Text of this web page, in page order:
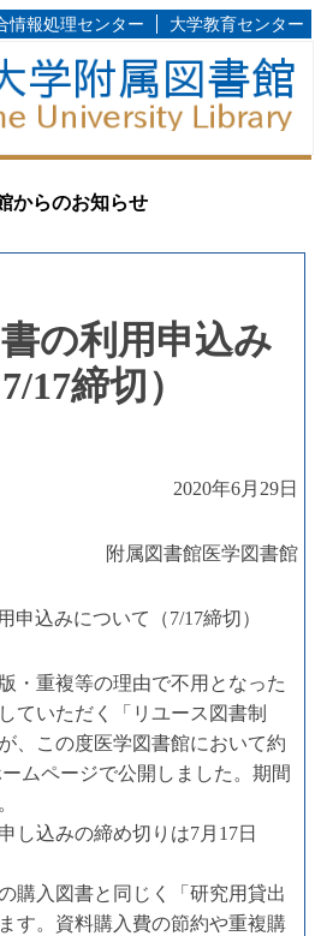
情報処理センター 大学教育センター
からのお知らせ
の利用申込み
17締切）
2020年6月29日
附属図書館医学図書館
申込みについて（7/17締切）
・重複等の理由で不用となった
ていただく「リユース図書制
、この度医学図書館において約
ムページで公開しました。期間
し込みの締め切りは7月17日
購入図書と同じく「研究用貸出
す。資料購入費の節約や重複購